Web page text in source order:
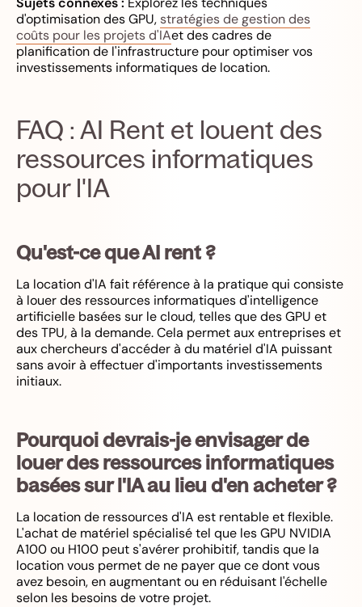
d'optimisation des GPU,stratégies de gestion des
coûts pour les projets d'IAet des cadres de
planification de l'infrastructure pour optimiser vos
investissements informatiques de location.
FAQ : AI Rent et louent des
ressources informatiques
pour l'IA
Qu'est-ce que AI rent ?
La location d'IA fait référence à la pratique qui consiste
à louer des ressources informatiques d'intelligence
artificielle basées sur le cloud, telles que des GPU et
des TPU, à la demande. Cela permet aux entreprises et
aux chercheurs d'accéder à du matériel d'IA puissant
sans avoir à effectuer d'importants investissements
initiaux.
Pourquoi devrais-je envisager de
louer des ressources informatiques
basées sur l'IA au lieu d'en acheter ?
La location de ressources d'IA est rentable et flexible.
L'achat de matériel spécialisé tel que les GPU NVIDIA
A100 ou H100 peut s'avérer prohibitif, tandis que la
location vous permet de ne payer que ce dont vous
avez besoin, en augmentant ou en réduisant l'échelle
selon les besoins de votre projet.